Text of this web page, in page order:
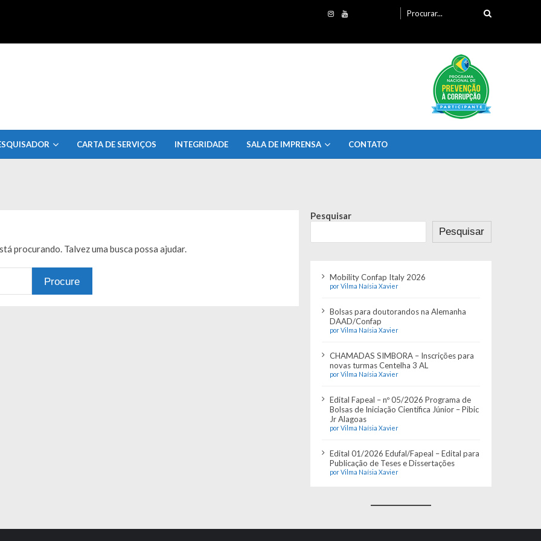
por:
CARTA DE SERVIÇOS INTEGRIDADE SALA DE IMPRENSA CONTATO
procurando. Talvez uma busca possa ajudar.
Pesquisar
Pesquisar
Mobility Confap Italy 2026
por Vilma Naísia Xavier
Bolsas para doutorandos na Alemanha
DAAD/Confap
por Vilma Naísia Xavier
CHAMADAS SIMBORA – Inscrições para
novas turmas Centelha 3 AL
por Vilma Naísia Xavier
Edital Fapeal – nº 05/2026 Programa de
Bolsas de Iniciação Científica Júnior – Pibic
Jr Alagoas
por Vilma Naísia Xavier
Edital 01/2026 Edufal/Fapeal – Edital para
Publicação de Teses e Dissertações
por Vilma Naísia Xavier